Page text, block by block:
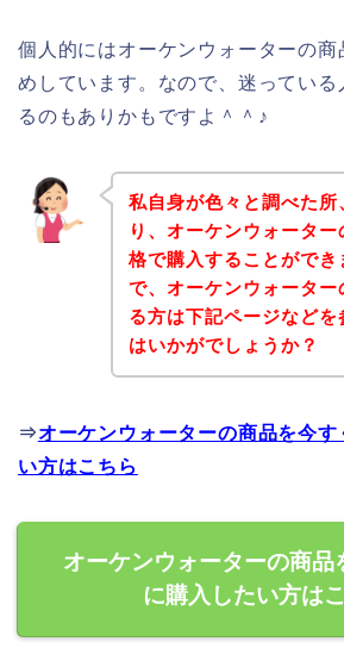
個人的にはオーケンウォーターの商
めしています。なので、迷っている
るのもありかもですよ＾＾♪
私自身が色々と調べた所
り、オーケンウォータ
格で購入することができ
で、オーケンウォータ
る方は下記ページなどを
はいかがでしょうか？
⇒オーケンウォーターの商品を今す
い方はこちら
オーケンウォーターの商品
に購入したい方は